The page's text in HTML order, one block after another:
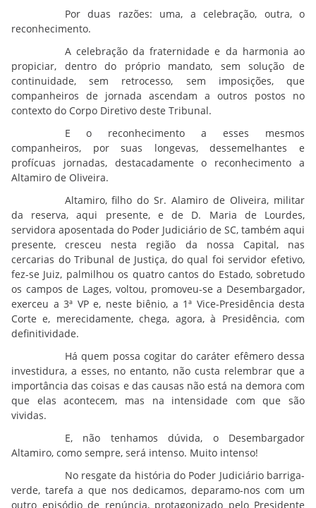
Por duas razões: uma, a celebração, outra, o
reconhecimento.
A celebração da fraternidade e da harmonia ao
propiciar, dentro do próprio mandato, sem solução de
continuidade, sem retrocesso, sem imposições, que
companheiros de jornada ascendam a outros postos no
contexto do Corpo Diretivo deste Tribunal.
E o reconhecimento a esses mesmos
companheiros, por suas longevas, dessemelhantes e
profícuas jornadas, destacadamente o reconhecimento a
Altamiro de Oliveira.
Altamiro, filho do Sr. Alamiro de Oliveira, militar
da reserva, aqui presente, e de D. Maria de Lourdes,
servidora aposentada do Poder Judiciário de SC, também aqui
presente, cresceu nesta região da nossa Capital, nas
cercarias do Tribunal de Justiça, do qual foi servidor efetivo,
fez-se Juiz, palmilhou os quatro cantos do Estado, sobretudo
os campos de Lages, voltou, promoveu-se a Desembargador,
exerceu a 3ª VP e, neste biênio, a 1ª Vice-Presidência desta
Corte e, merecidamente, chega, agora, à Presidência, com
definitividade.
Há quem possa cogitar do caráter efêmero dessa
investidura, a esses, no entanto, não custa relembrar que a
importância das coisas e das causas não está na demora com
que elas acontecem, mas na intensidade com que são
vividas.
E, não tenhamos dúvida, o Desembargador
Altamiro, como sempre, será intenso. Muito intenso!
No resgate da história do Poder Judiciário barriga-
verde, tarefa a que nos dedicamos, deparamo-nos com um
outro episódio de renúncia, protagonizado pelo Presidente